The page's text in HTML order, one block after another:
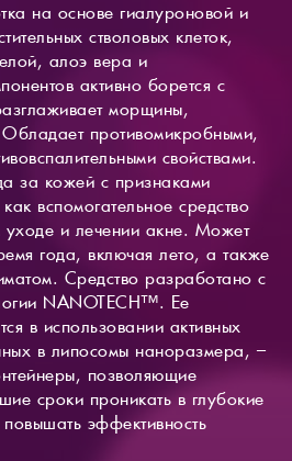
на основе гиалуроновой и
стволовых клеток,
алоэ вера и
активно борется с
морщины,
противомикробными,
свойствами.
за кожей с признаками
вспомогательное средство
уходе и лечении акне. Может
года, включая лето, а также
Средство разработано с
NANOTECH™. Ее
в использовании активных
в липосомы наноразмера, –
позволяющие
сроки проникать в глубокие
эффективность